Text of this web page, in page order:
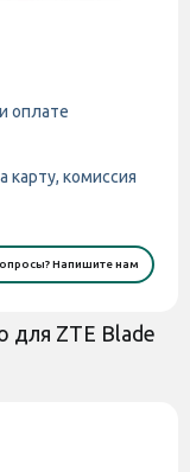
оплате
карту, комиссия
Напишите нам
для ZTE Blade